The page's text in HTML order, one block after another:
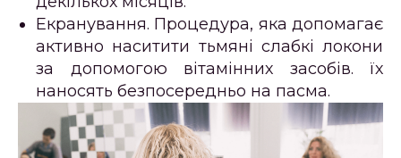
Екранування. Процедура, яка допомагає
активно наситити тьмяні слабкі локони
за допомогою вітамінних засобів. їх
наносять безпосередньо на пасма.